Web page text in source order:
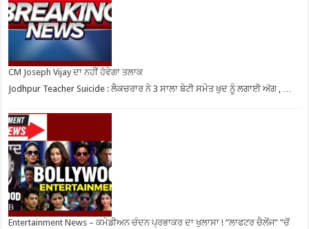
CM Joseph Vijay ਦਾ ਨਹੀਂ ਹੋਵੇਗਾ ਤਲਾਕ
Jodhpur Teacher Suicide : ਲੈਕਚਰਾਰ ਨੇ 3 ਸਾਲਾ ਬੇਟੀ ਸਮੇਤ ਖੁਦ ਨੂੰ ਲਗਾਈ ਅੱਗ , …
Entertainment News – ਕਮੇਡੀਅਨ ਚੰਦਨ ਪ੍ਰਭਾਕਰ ਦਾ ਖੁਲਾਸਾ ! ”ਲਾਫਟਰ ਚੈਲੇਂਜ” ”ਚੋਂ